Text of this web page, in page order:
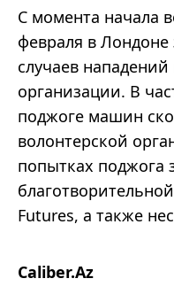
С момента начала
февраля в
случаев
организации. В
поджоге машин
волонтерской
попытках поджога
Futures, а также
Caliber.Az